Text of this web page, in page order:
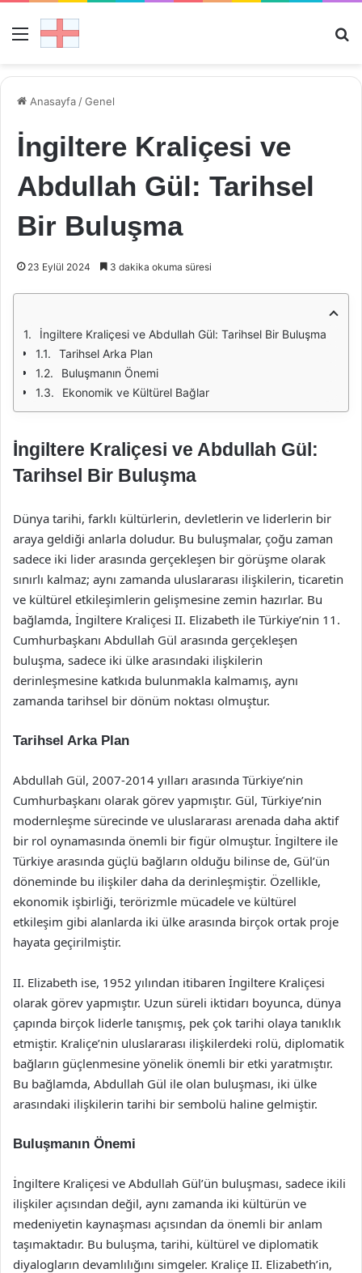
Menü
Anasayfa /Genel
İngiltere Kraliçesi ve
Abdullah Gül: Tarihsel
Bir Buluşma
23 Eylül 2024 3 dakika okuma süresi
İngiltere Kraliçesi ve Abdullah Gül: Tarihsel Bir Buluşma
Tarihsel Arka Plan
Buluşmanın Önemi
Ekonomik ve Kültürel Bağlar
İngiltere Kraliçesi ve Abdullah Gül:
Tarihsel Bir Buluşma
Dünya tarihi, farklı kültürlerin, devletlerin ve liderlerin bir
araya geldiği anlarla doludur. Bu buluşmalar, çoğu zaman
sadece iki lider arasında gerçekleşen bir görüşme olarak
sınırlı kalmaz; aynı zamanda uluslararası ilişkilerin, ticaretin
ve kültürel etkileşimlerin gelişmesine zemin hazırlar. Bu
bağlamda, İngiltere Kraliçesi II. Elizabeth ile Türkiye’nin 11.
Cumhurbaşkanı Abdullah Gül arasında gerçekleşen
buluşma, sadece iki ülke arasındaki ilişkilerin
derinleşmesine katkıda bulunmakla kalmamış, aynı
zamanda tarihsel bir dönüm noktası olmuştur.
Tarihsel Arka Plan
Abdullah Gül, 2007-2014 yılları arasında Türkiye’nin
Cumhurbaşkanı olarak görev yapmıştır. Gül, Türkiye’nin
modernleşme sürecinde ve uluslararası arenada daha aktif
bir rol oynamasında önemli bir figür olmuştur. İngiltere ile
Türkiye arasında güçlü bağların olduğu bilinse de, Gül’ün
döneminde bu ilişkiler daha da derinleşmiştir. Özellikle,
ekonomik işbirliği, terörizmle mücadele ve kültürel
etkileşim gibi alanlarda iki ülke arasında birçok ortak proje
hayata geçirilmiştir.
II. Elizabeth ise, 1952 yılından itibaren İngiltere Kraliçesi
olarak görev yapmıştır. Uzun süreli iktidarı boyunca, dünya
çapında birçok liderle tanışmış, pek çok tarihi olaya tanıklık
etmiştir. Kraliçe’nin uluslararası ilişkilerdeki rolü, diplomatik
bağların güçlenmesine yönelik önemli bir etki yaratmıştır.
Bu bağlamda, Abdullah Gül ile olan buluşması, iki ülke
arasındaki ilişkilerin tarihi bir sembolü haline gelmiştir.
Buluşmanın Önemi
İngiltere Kraliçesi ve Abdullah Gül’ün buluşması, sadece ikili
ilişkiler açısından değil, aynı zamanda iki kültürün ve
medeniyetin kaynaşması açısından da önemli bir anlam
taşımaktadır. Bu buluşma, tarihi, kültürel ve diplomatik
diyalogların devamlılığını simgeler. Kraliçe II. Elizabeth’in,